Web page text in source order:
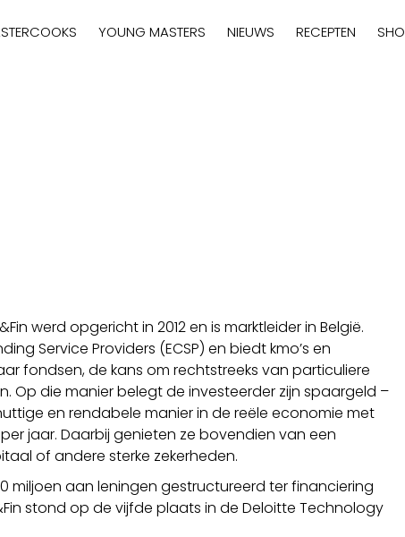
YOUNG MASTERS NIEUWS RECEPTEN
werd opgericht in 2012 en is marktleider in België.
Service Providers (ECSP) en biedt kmo’s en
fondsen, de kans om rechtstreeks van particuliere
Op die manier belegt de investeerder zijn spaargeld –
en rendabele manier in de reële economie met
jaar. Daarbij genieten ze bovendien van een
of andere sterke zekerheden.
miljoen aan leningen gestructureerd ter financiering
stond op de vijfde plaats in de Deloitte Technology